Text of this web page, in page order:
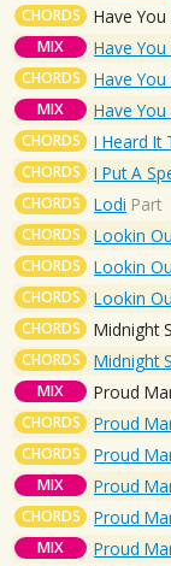
CHORDS Have
MIX Have
CHORDS Have You
MIX Have
CHORDS I Heard It
CHORDS I Put A
CHORDS Lodi Part
CHORDS Lookin
CHORDS Lookin
CHORDS Lookin
CHORDS Midnight
CHORDS Midnight
MIX Proud
CHORDS Proud
CHORDS Proud
MIX Proud
CHORDS Proud
MIX Proud